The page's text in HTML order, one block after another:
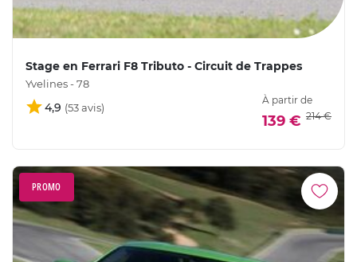
Stage en Ferrari F8 Tributo - Circuit de Trappes
Yvelines - 78
4,9
À partir de
139 € 214 €
PROMO